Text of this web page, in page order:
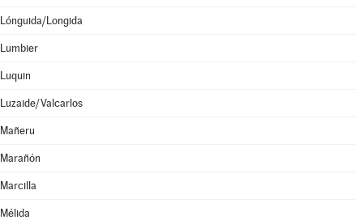
Lónguida/Longida
Lumbier
Luquin
Luzaide/Valcarlos
Mañeru
Marañón
Marcilla
Mélida